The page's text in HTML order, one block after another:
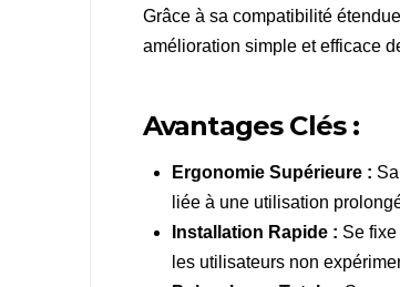
Grâce à sa compatibilité
amélioration simple et efficace
Avantages Clés :
Ergonomie Supérieure :
liée à une utilisation
Installation Rapide : Se
les utilisateurs non